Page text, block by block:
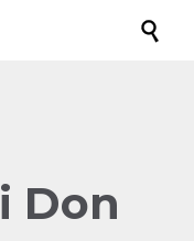

Don